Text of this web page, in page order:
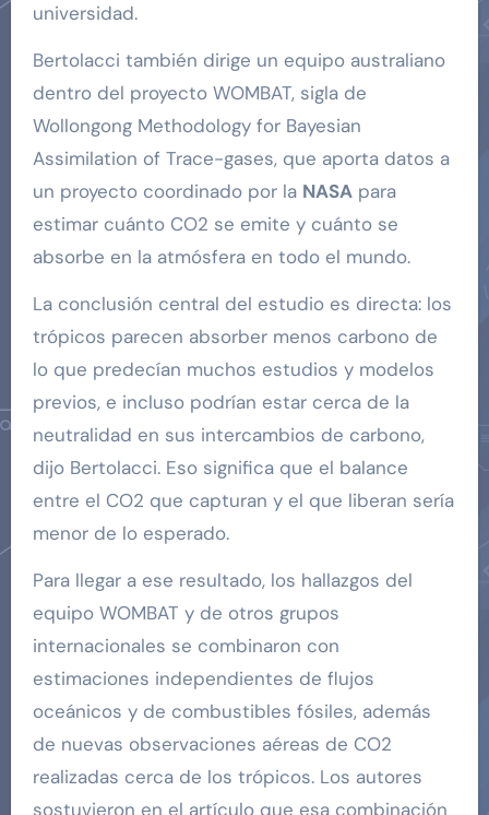
universidad.
Bertolacci también dirige un equipo australiano
dentro del proyecto WOMBAT, sigla de
Wollongong Methodology for Bayesian
Assimilation of Trace-gases, que aporta datos a
un proyecto coordinado por la NASApara
estimar cuánto CO2 se emite y cuánto se
absorbe en la atmósfera en todo el mundo.
La conclusión central del estudio es directa: los
trópicos parecen absorber menos carbono de
lo que predecían muchos estudios y modelos
previos, e incluso podrían estar cerca de la
neutralidad en sus intercambios de carbono,
dijo Bertolacci. Eso significa que el balance
entre el CO2 que capturan y el que liberan sería
menor de lo esperado.
Para llegar a ese resultado, los hallazgos del
equipo WOMBAT y de otros grupos
internacionales se combinaron con
estimaciones independientes de flujos
oceánicos y de combustibles fósiles, además
de nuevas observaciones aéreas de CO2
realizadas cerca de los trópicos. Los autores
sostuvieron en el artículo que esa combinación